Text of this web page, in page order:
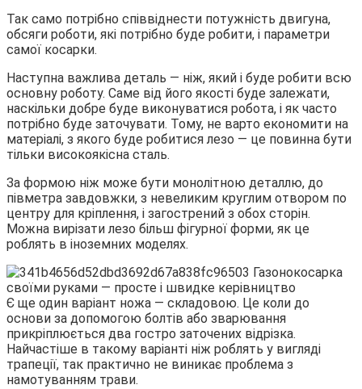
Так само потрібно співвіднести потужність двигуна,
обсяги роботи, які потрібно буде робити, і параметри
самої косарки.
Наступна важлива деталь — ніж, який і буде робити всю
основну роботу. Саме від його якості буде залежати,
наскільки добре буде виконуватися робота, і як часто
потрібно буде заточувати. Тому, не варто економити на
матеріалі, з якого буде робитися лезо — це повинна бути
тільки високоякісна сталь.
За формою ніж може бути монолітною деталлю, до
півметра завдовжки, з невеликим круглим отвором по
центру для кріплення, і загострений з обох сторін.
Можна вирізати лезо більш фігурної форми, як це
роблять в іноземних моделях.
Є ще один варіант ножа — складовою. Це коли до
основи за допомогою болтів або зварювання
прикріплюється два гостро заточених відрізка.
Найчастіше в такому варіанті ніж роблять у вигляді
трапеції, так практично не виникає проблема з
намотуванням трави.